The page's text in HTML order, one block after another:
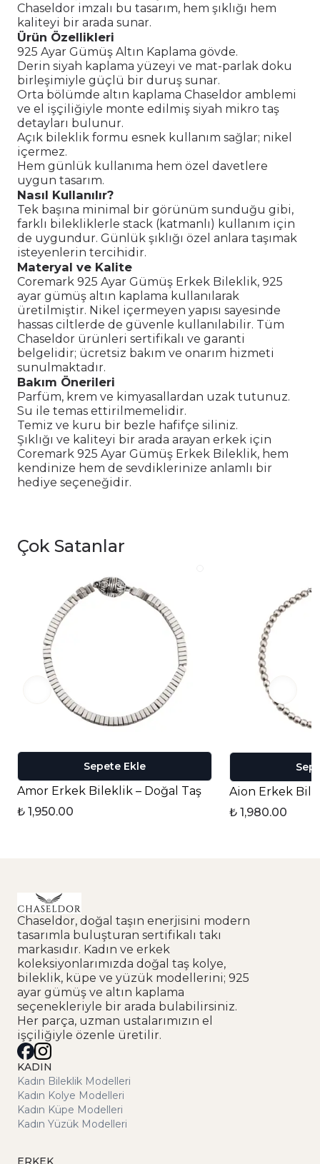
Chaseldor imzalı bu tasarım, hem şıklığı hem
kaliteyi bir arada sunar.
Ürün Özellikleri
925 Ayar Gümüş Altın Kaplama gövde.
Derin siyah kaplama yüzeyi ve mat-parlak doku
birleşimiyle güçlü bir duruş sunar.
Orta bölümde altın kaplama Chaseldor amblemi
ve el işçiliğiyle monte edilmiş siyah mikro taş
detayları bulunur.
Açık bileklik formu esnek kullanım sağlar; nikel
içermez.
Hem günlük kullanıma hem özel davetlere
uygun tasarım.
Nasıl Kullanılır?
Tek başına minimal bir görünüm sunduğu gibi,
farklı bilekliklerle stack (katmanlı) kullanım için
de uygundur. Günlük şıklığı özel anlara taşımak
isteyenlerin tercihidir.
Materyal ve Kalite
Coremark 925 Ayar Gümüş Erkek Bileklik, 925
ayar gümüş altın kaplama kullanılarak
üretilmiştir. Nikel içermeyen yapısı sayesinde
hassas ciltlerde de güvenle kullanılabilir. Tüm
Chaseldor ürünleri sertifikalı ve garanti
belgelidir; ücretsiz bakım ve onarım hizmeti
sunulmaktadır.
Bakım Önerileri
Parfüm, krem ve kimyasallardan uzak tutunuz.
Su ile temas ettirilmemelidir.
Temiz ve kuru bir bezle hafifçe siliniz.
Şıklığı ve kaliteyi bir arada arayan erkek için
Coremark 925 Ayar Gümüş Erkek Bileklik, hem
kendinize hem de sevdiklerinize anlamlı bir
hediye seçeneğidir.
Çok Satanlar
Sepete Ekle
Amor Erkek Bileklik – Doğal Taş
₺ 1,950.00
Aion Erkek
₺ 1,980.00
Chaseldor, doğal taşın enerjisini modern
tasarımla buluşturan sertifikalı takı
markasıdır. Kadın ve erkek
koleksiyonlarımızda doğal taş kolye,
bileklik, küpe ve yüzük modellerini; 925
ayar gümüş ve altın kaplama
seçenekleriyle bir arada bulabilirsiniz.
Her parça, uzman ustalarımızın el
işçiliğiyle özenle üretilir.
KADIN
Kadın Bileklik Modelleri
Kadın Kolye Modelleri
Kadın Küpe Modelleri
Kadın Yüzük Modelleri
ERKEK